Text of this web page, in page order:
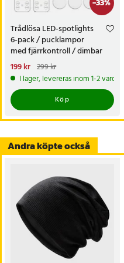
-33%
Trådlösa LED-spotlights
6-pack / pucklampor
med fjärrkontroll / dimbar
skåpbelysning
Nuvarande pris
199 krTidigare pris:299 kr
199 kr 299 kr
I lager, levereras inom 1-2 vardagar
Köp
Andra köpte också